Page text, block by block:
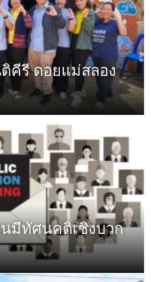
คีรี ดอยแม่สลอง
มีทัศนคติเชิงบวก